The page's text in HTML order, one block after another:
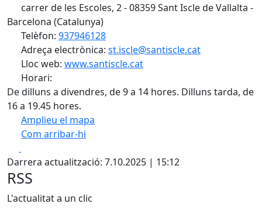
carrer de les Escoles, 2 - 08359 Sant Iscle de Vallalta -
Barcelona (Catalunya)
Telèfon: 937946128
Adreça electrònica: st.iscle@santiscle.cat
Lloc web: www.santiscle.cat
Horari:
De dilluns a divendres, de 9 a 14 hores. Dilluns tarda, de
16 a 19.45 hores.
Amplieu el mapa
Com arribar-hi
+
−
Darrera actualització: 7.10.2025 | 15:12
RSS
L'actualitat a un clic